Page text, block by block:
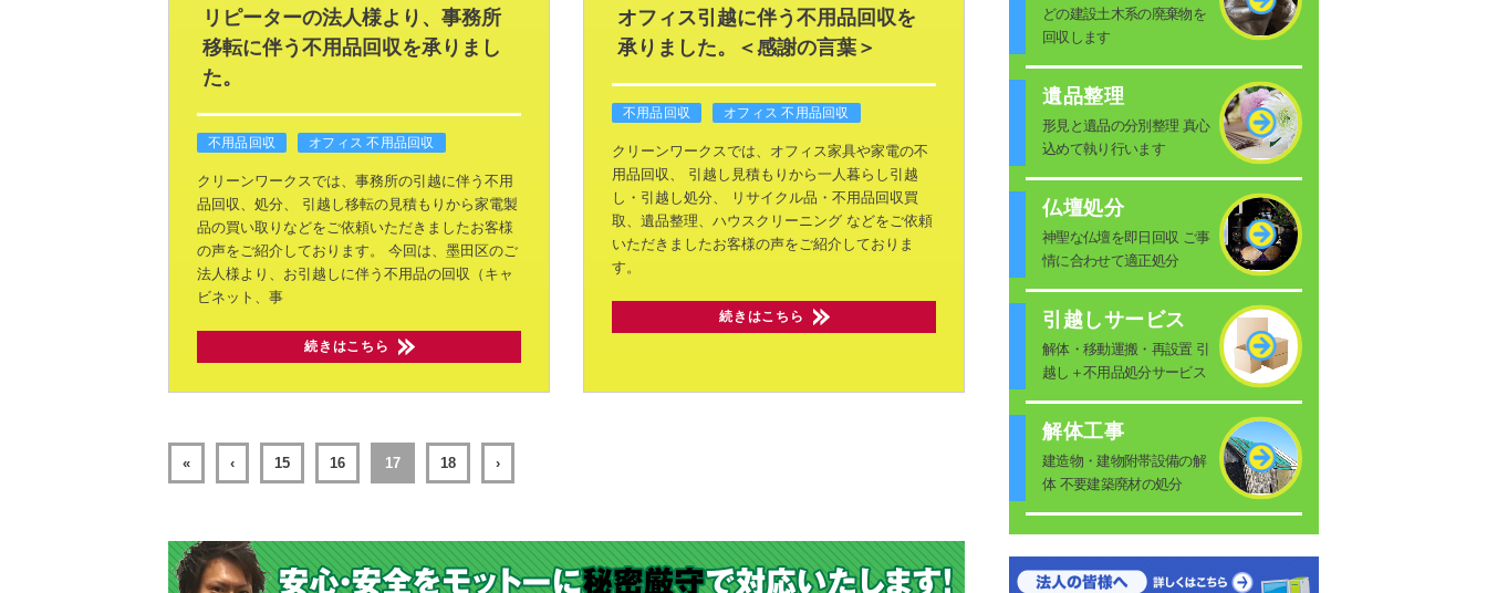
リピーターの法人様より、事務所
移転に伴う不用品回収を承りまし
た。
不用品回収 オフィス 不用品回収
クリーンワークスでは、事務所の引越に伴う不用
品回収、処分、
引越し移転の見積もりから家電製
品の買い取りなどをご依頼いただきましたお客様
の声をご紹介しております。
今回は、墨田区のご
法人様より、お引越しに伴う不用品の回収（キャ
ビネット、事
続きはこちら
オフィス引越に伴う不用品回収を
承りました。＜感謝の言葉＞
不用品回収 オフィス 不用品回収
クリーンワークスでは、オフィス家具や家電の不
用品回収、
引越し見積もりから一人暮らし引越
し・引越し処分、
リサイクル品・不用品回収買
取、遺品整理、ハウスクリーニング などをご依頼
いただきましたお客様の声をご紹介しておりま
す。
続きはこちら
« ‹ 15 16 17 18 ›
どの建設土木系の廃棄物を
回収します
遺品整理
形見と遺品の分別整理 真心
込めて執り行います
仏壇処分
神聖な仏壇を即日回収 ご事
情に合わせて適正処分
引越しサービス
解体・移動運搬・再設置 引
越し＋不用品処分サービス
解体工事
建造物・建物附帯設備の解
体 不要建築廃材の処分